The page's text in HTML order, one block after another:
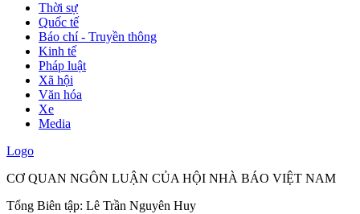
Thời sự
Quốc tế
Báo chí - Truyền thông
Kinh tế
Pháp luật
Xã hội
Văn hóa
Xe
Media
Logo
CƠ QUAN NGÔN LUẬN CỦA HỘI NHÀ BÁO VIỆT NAM
Tổng Biên tập: Lê Trần Nguyên Huy